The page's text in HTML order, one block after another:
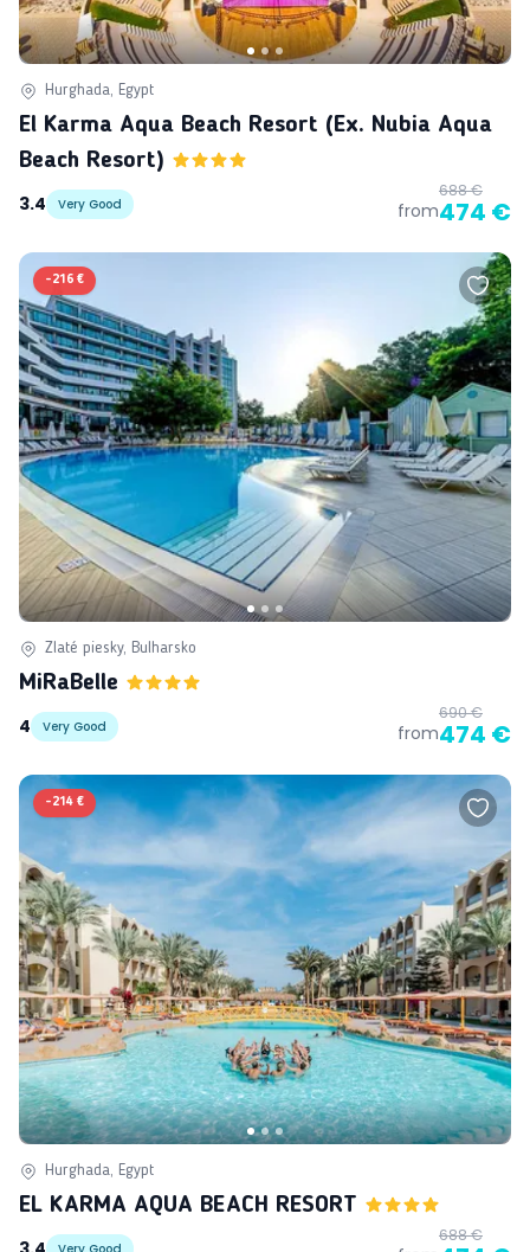
Hurghada, Egypt
El Karma Aqua Beach Resort (ex. Nubia Aqua
Beach Resort)
3.4
Very Good from
688 €
474 €
-216 €
Zlaté piesky, Bulharsko
MiRaBelle
4
Very Good from
690 €
474 €
-214 €
Hurghada, Egypt
EL KARMA AQUA BEACH RESORT
688 €